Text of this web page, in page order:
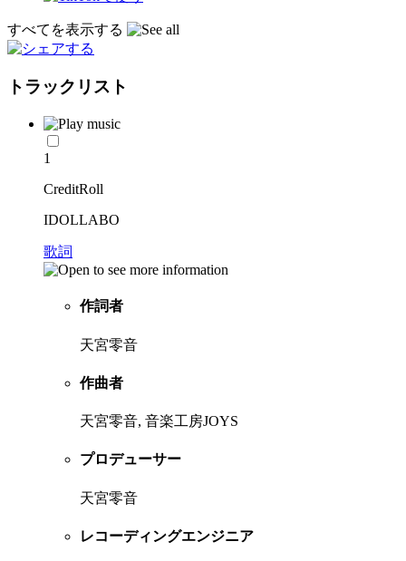
すべてを表示する
トラックリスト
1
CreditRoll
IDOLLABO
歌詞
作詞者
天宮零音
作曲者
天宮零音, 音楽工房JOYS
プロデューサー
天宮零音
レコーディングエンジニア